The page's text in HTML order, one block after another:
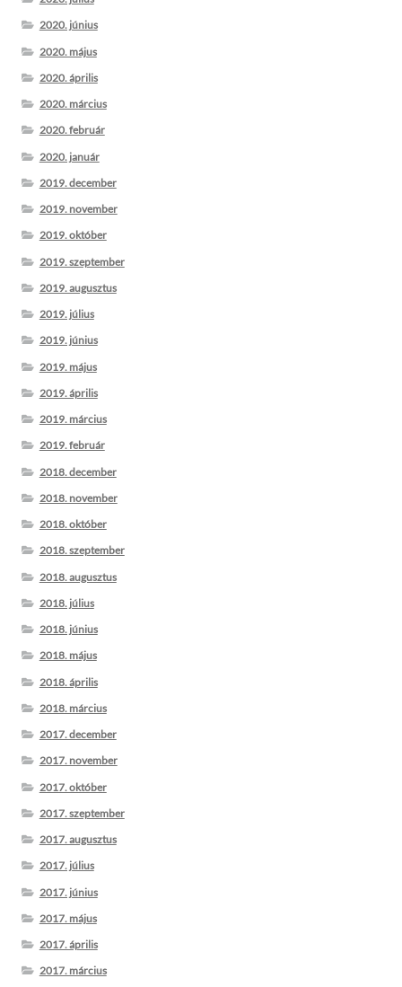
2020. június
2020. május
2020. április
2020. március
2020. február
2020. január
2019. december
2019. november
2019. október
2019. szeptember
2019. augusztus
2019. július
2019. június
2019. május
2019. április
2019. március
2019. február
2018. december
2018. november
2018. október
2018. szeptember
2018. augusztus
2018. július
2018. június
2018. május
2018. április
2018. március
2017. december
2017. november
2017. október
2017. szeptember
2017. augusztus
2017. július
2017. június
2017. május
2017. április
2017. március